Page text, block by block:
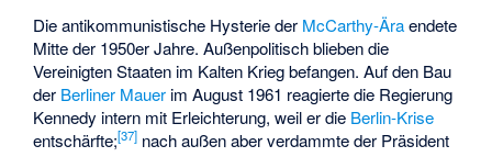
Die antikommunistische Hysterie der McCarthy-Äraendete
Mitte der 1950er Jahre. Außenpolitisch blieben die
Vereinigten Staaten im Kalten Krieg befangen. Auf den Bau
der Berliner Mauer im August 1961 reagierte die Regierung
Kennedy intern mit Erleichterung, weil er die Berlin-Krise
entschärfte;[37] nach außen aber verdammte der Präsident